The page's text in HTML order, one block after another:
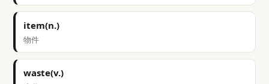
item(n.)
物件
waste(v.)